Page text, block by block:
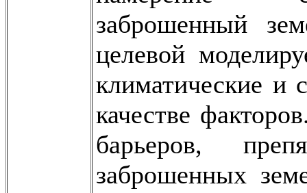
заброшенный
целевой
климатические и
качестве
барьеров,
заброшенных